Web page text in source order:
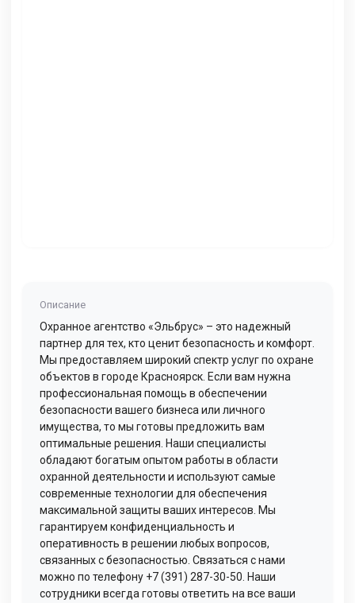
Описание
Охранное агентство «Эльбрус» – это надежный
партнер для тех, кто ценит безопасность и комфорт.
Мы предоставляем широкий спектр услуг по охране
объектов в городе Красноярск. Если вам нужна
профессиональная помощь в обеспечении
безопасности вашего бизнеса или личного
имущества, то мы готовы предложить вам
оптимальные решения. Наши специалисты
обладают богатым опытом работы в области
охранной деятельности и используют самые
современные технологии для обеспечения
максимальной защиты ваших интересов. Мы
гарантируем конфиденциальность и
оперативность в решении любых вопросов,
связанных с безопасностью. Связаться с нами
можно по телефону +7 (391) 287-30-50. Наши
сотрудники всегда готовы ответить на все ваши